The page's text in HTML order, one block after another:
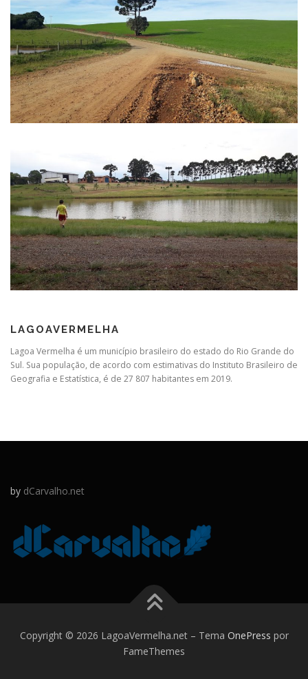
LAGOAVERMELHA
Lagoa Vermelha é um município brasileiro do estado do Rio Grande do
Sul. Sua população, de acordo com estimativas do Instituto Brasileiro de
Geografia e Estatística, é de 27 807 habitantes em 2019.
by dCarvalho.net
Copyright © 2026 LagoaVermelha.net – Tema OnePress por
FameThemes